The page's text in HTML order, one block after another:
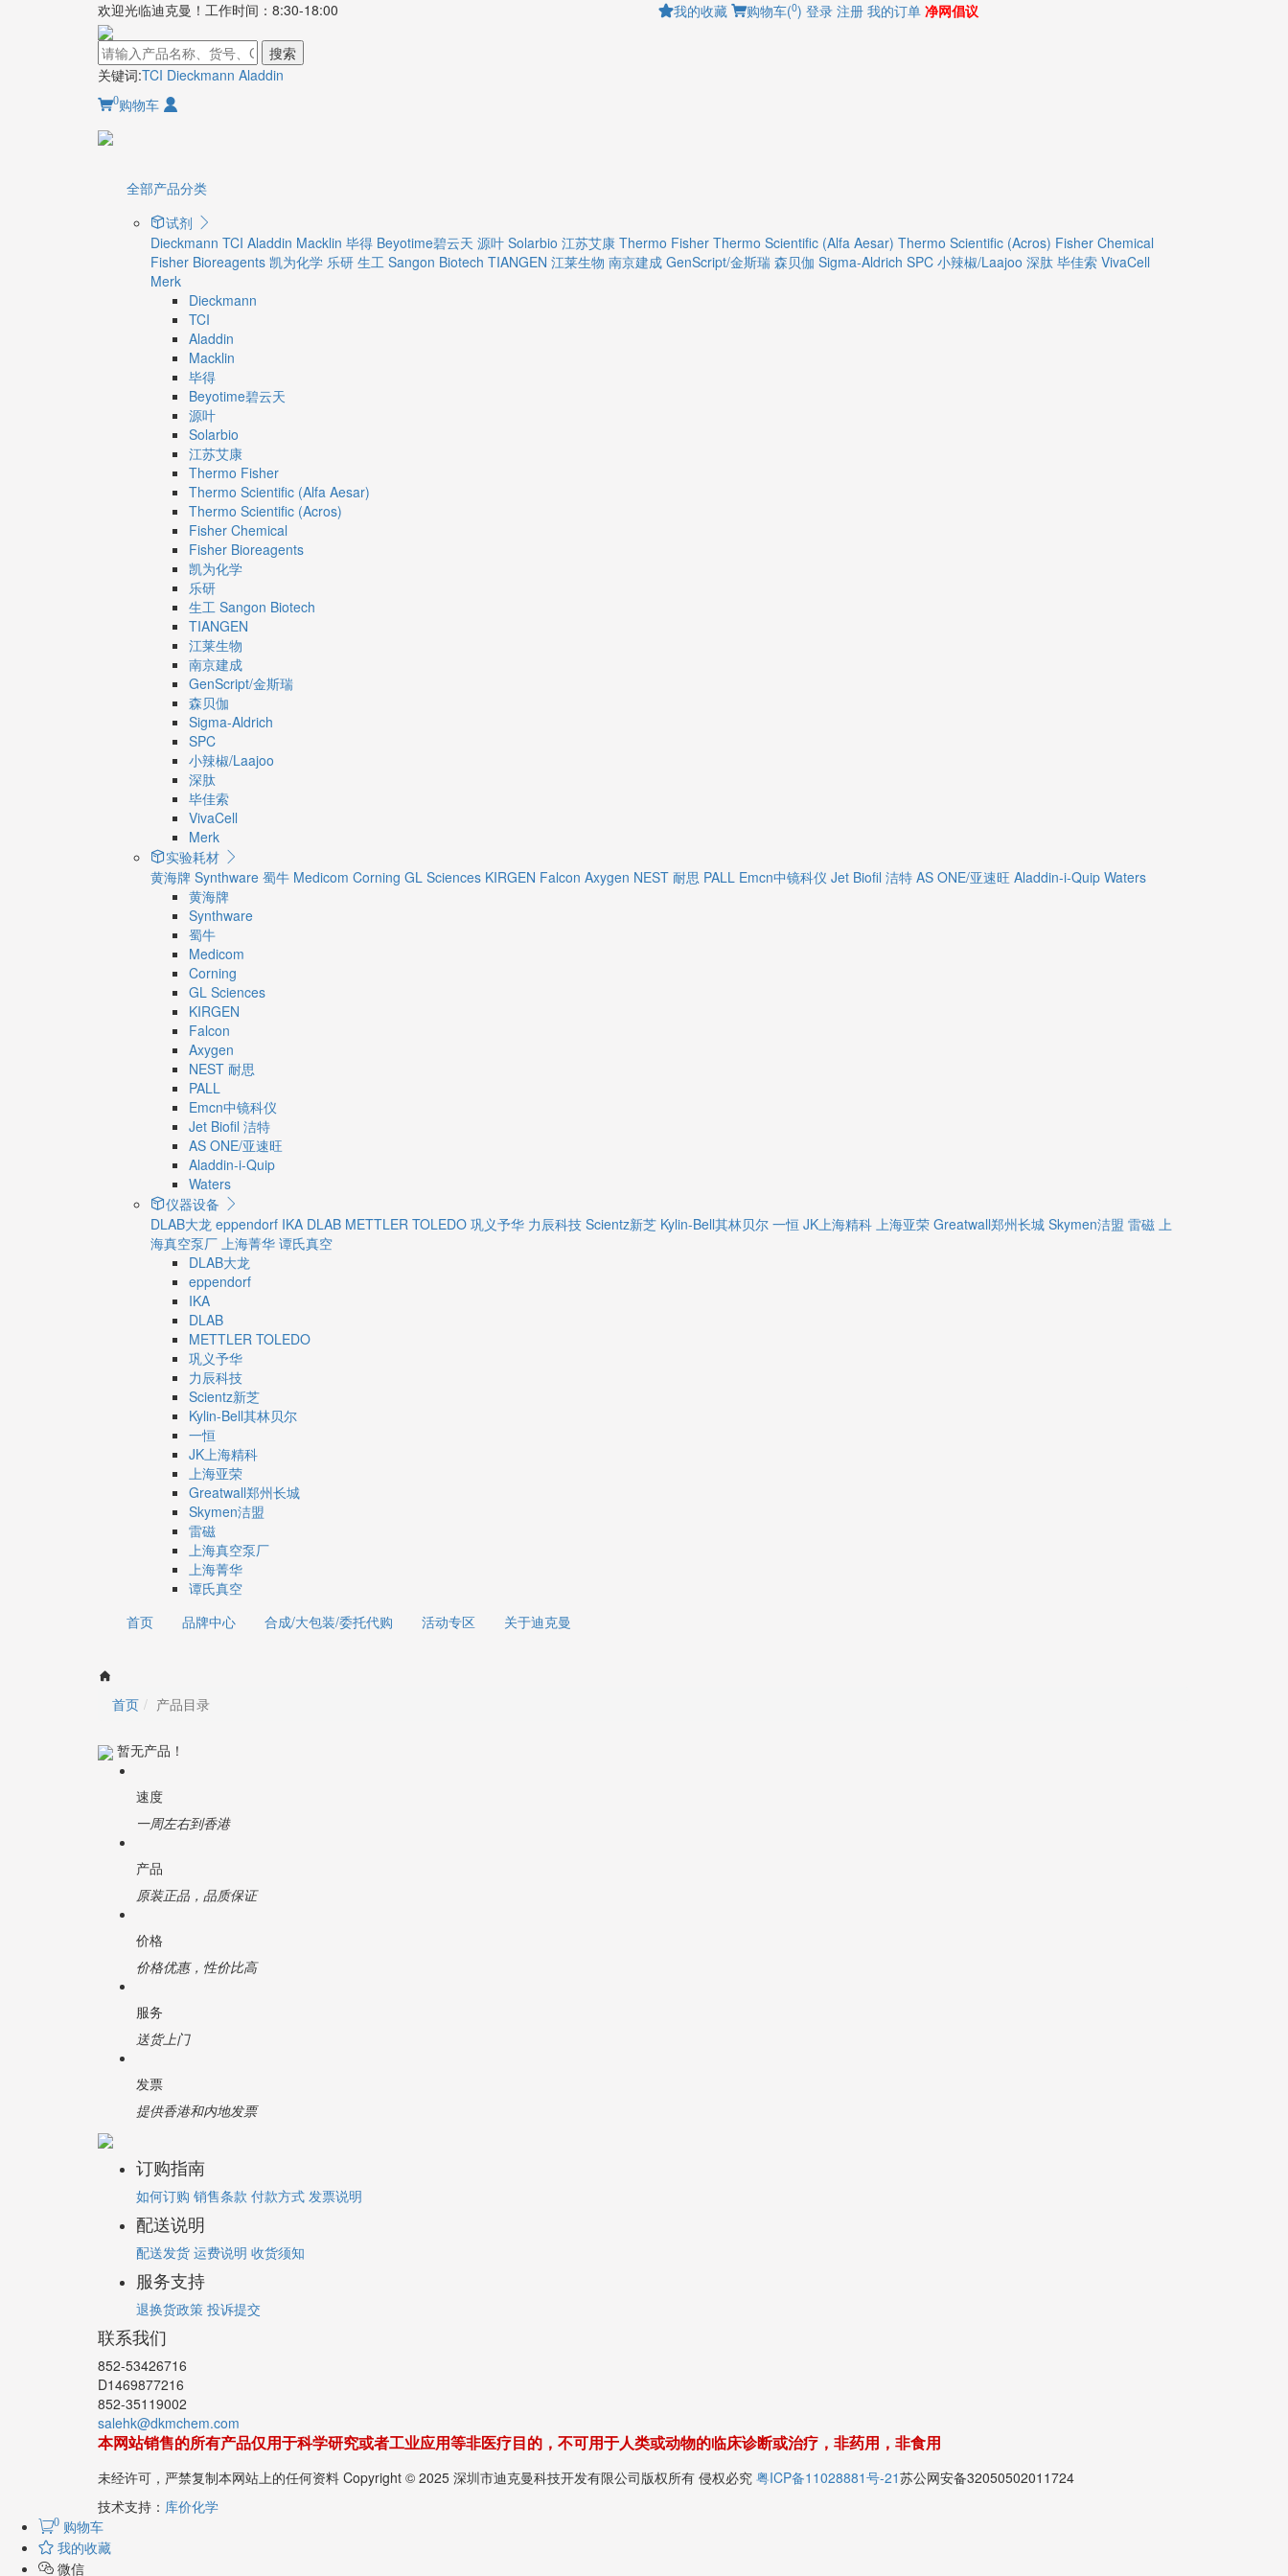
欢迎光临迪克曼！工作时间：8:30-18:00 我的收藏 购物车(0) 登录 注册 我的订单 净网倡议
搜索
关键词:TCI Dieckmann Aladdin
0购物车
全部产品分类
试剂
Dieckmann TCI Aladdin Macklin 毕得 Beyotime碧云天 源叶 Solarbio 江苏艾康 Thermo Fisher Thermo Scientific (Alfa Aesar) Thermo Scientific (Acros) Fisher Chemical
Fisher Bioreagents 凯为化学 乐研 生工 Sangon Biotech TIANGEN 江莱生物 南京建成 GenScript/金斯瑞 森贝伽 Sigma-Aldrich SPC 小辣椒/Laajoo 深肽 毕佳索 VivaCell
Merk
Dieckmann
TCI
Aladdin
Macklin
毕得
Beyotime碧云天
源叶
Solarbio
江苏艾康
Thermo Fisher
Thermo Scientific (Alfa Aesar)
Thermo Scientific (Acros)
Fisher Chemical
Fisher Bioreagents
凯为化学
乐研
生工 Sangon Biotech
TIANGEN
江莱生物
南京建成
GenScript/金斯瑞
森贝伽
Sigma-Aldrich
SPC
小辣椒/Laajoo
深肽
毕佳索
VivaCell
Merk
实验耗材
黄海牌 Synthware 蜀牛 Medicom Corning GL Sciences KIRGEN Falcon Axygen NEST 耐思 PALL Emcn中镜科仪 Jet Biofil 洁特 AS ONE/亚速旺 Aladdin-i-Quip Waters
黄海牌
Synthware
蜀牛
Medicom
Corning
GL Sciences
KIRGEN
Falcon
Axygen
NEST 耐思
PALL
Emcn中镜科仪
Jet Biofil 洁特
AS ONE/亚速旺
Aladdin-i-Quip
Waters
仪器设备
DLAB大龙 eppendorf IKA DLAB METTLER TOLEDO 巩义予华 力辰科技 Scientz新芝 Kylin-Bell其林贝尔 一恒 JK上海精科 上海亚荣 Greatwall郑州长城 Skymen洁盟 雷磁 上
海真空泵厂 上海菁华 谭氏真空
DLAB大龙
eppendorf
IKA
DLAB
METTLER TOLEDO
巩义予华
力辰科技
Scientz新芝
Kylin-Bell其林贝尔
一恒
JK上海精科
上海亚荣
Greatwall郑州长城
Skymen洁盟
雷磁
上海真空泵厂
上海菁华
谭氏真空
首页
品牌中心 合成/大包装/委托代购 活动专区 关于迪克曼
首页 产品目录
暂无产品！
速度
一周左右到香港
产品
原装正品，品质保证
价格
价格优惠，性价比高
服务
送货上门
发票
提供香港和内地发票
订购指南
如何订购 销售条款 付款方式 发票说明
配送说明
配送发货 运费说明 收货须知
服务支持
退换货政策 投诉提交
联系我们
852-53426716
D1469877216
852-35119002
salehk@dkmchem.com
本网站销售的所有产品仅用于科学研究或者工业应用等非医疗目的，不可用于人类或动物的临床诊断或治疗，非药用，非食用
未经许可，严禁复制本网站上的任何资料 Copyright © 2025 深圳市迪克曼科技开发有限公司版权所有 侵权必究 粤ICP备11028881号-21苏公网安备32050502011724
技术支持： 库价化学
0 购物车
我的收藏
微信